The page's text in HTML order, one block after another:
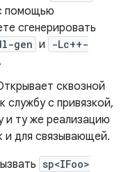
помощью
сгенерировать
gen и
-Lc++-
.
сквозной
службу с привязкой,
и ту же реализацию
и для связывающей.
sp<IFoo>